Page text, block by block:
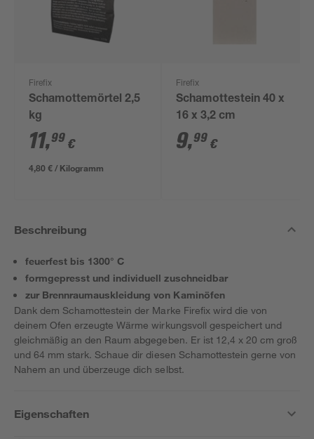
Firefix
Schamottemörtel 2,5
kg
11,99 €
4,80 € / Kilogramm
Firefix
Schamottestein 40 x
16 x 3,2 cm
9,99 €
Beschreibung
feuerfest bis 1300° C
formgepresst und individuell zuschneidbar
zur Brennraumauskleidung von Kaminöfen
Dank dem Schamottestein der Marke Firefix wird die von
deinem Ofen erzeugte Wärme wirkungsvoll gespeichert und
gleichmäßig an den Raum abgegeben. Er ist 12,4 x 20 cm groß
und 64 mm stark. Schaue dir diesen Schamottestein gerne von
Nahem an und überzeuge dich selbst.
Eigenschaften